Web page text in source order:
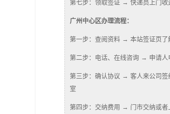
第七步：领取签证 → 快递员上门收
广州中心区办理流程：
第一步：查阅资料 → 本站签证页了
第二步：电话、在线咨询 → 申请人
第三步：确认协议 → 客人来公司签
室
第四步：交纳费用 → 门市交纳或者